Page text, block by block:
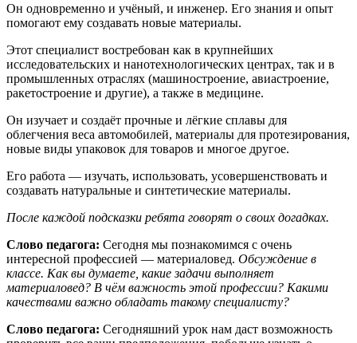
Он одновременно и учёный, и инженер. Его знания и опыт
помогают ему создавать новые материалы.
Этот специалист востребован как в крупнейших
исследовательских и нанотехнологических центрах, так и в
промышленных отраслях (машиностроение, авиастроение,
ракетостроение и другие), а также в медицине.
Он изучает и создаёт прочные и лёгкие сплавы для
облегчения веса автомобилей, материалы для протезирования,
новые виды упаковок для товаров и многое другое.
Его работа — изучать, использовать, усовершенствовать и
создавать натуральные и синтетические материалы.
После каждой подсказки ребята говорят о своих догадках.
Слово педагога: Сегодня мы познакомимся с очень
интересной профессией — материаловед. Обсуждение в
классе. Как вы думаете, какие задачи выполняет
материаловед? В чём важность этой профессии? Какими
качествами важно обладать такому специалисту?
Слово педагога: Сегодняшний урок нам даст возможность